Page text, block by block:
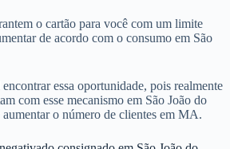
o cartão para você com um limite
de acordo com o consumo em São
essa oportunidade, pois realmente
com esse mecanismo em São João do
o número de clientes em MA.